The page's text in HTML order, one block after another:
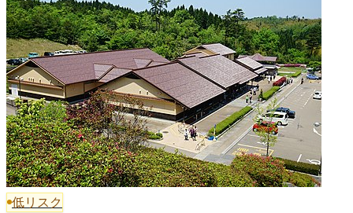
低リスク